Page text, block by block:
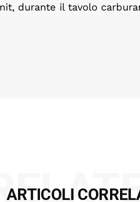
durante il tavolo
ARTICOLI